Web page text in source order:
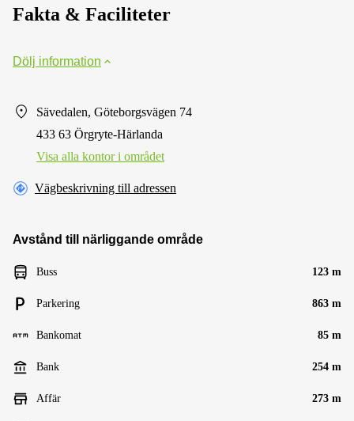
Fakta & Faciliteter
Dölj information
Sävedalen, Göteborgsvägen 74
433 63 Örgryte-Härlanda
Visa alla kontor i området
Vägbeskrivning till adressen
Avstånd till närliggande område
Buss 123 m
Parkering 863 m
Bankomat 85 m
Bank 254 m
Affär 273 m